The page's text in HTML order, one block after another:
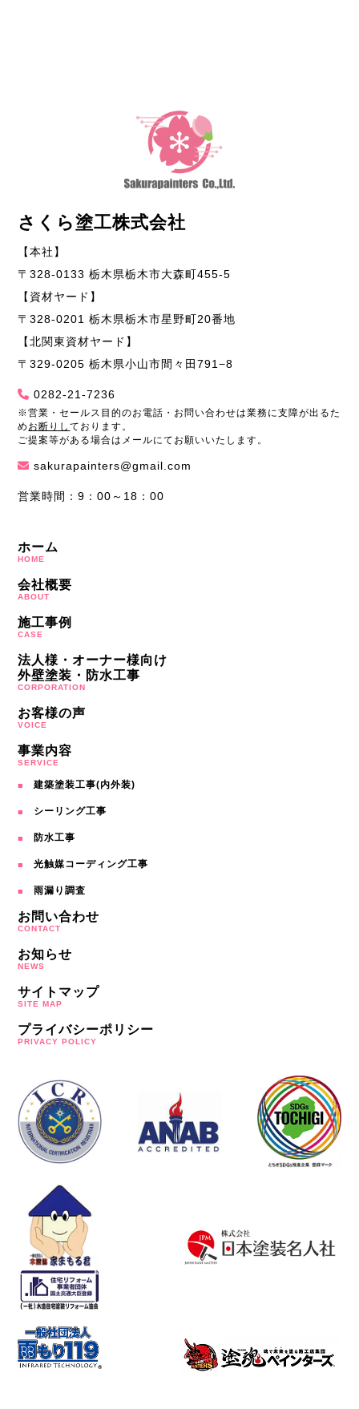
さくら塗工株式会社
【本社】
〒328-0133 栃木県栃木市大森町455-5
【資材ヤード】
〒328-0201 栃木県栃木市星野町20番地
【北関東資材ヤード】
〒329-0205 栃木県小山市間々田791−8
0282-21-7236
※営業・セールス目的のお電話・お問い合わせは業務に支障が出るた
め お断りしております。
ご提案等がある場合はメールにてお願いいたします。
sakurapainters@gmail.com
営業時間：9：00～18：00
ホーム
HOME
会社概要
ABOUT
施工事例
CASE
法人様・オーナー様向け
外壁塗装・防水工事
CORPORATION
お客様の声
VOICE
事業内容
SERVICE
建築塗装工事(内外装)
シーリング工事
防水工事
光触媒コーディング工事
雨漏り調査
お問い合わせ
CONTACT
お知らせ
NEWS
サイトマップ
SITE MAP
プライバシーポリシー
PRIVACY POLICY